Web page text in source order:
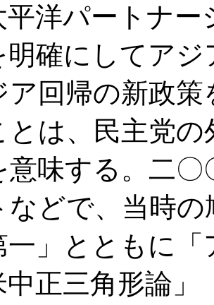
平洋パートナ
明確にしてア
ア回帰の新政
とは、民主党
意味する。二
などで、当時
一」とともに
中正三角形論